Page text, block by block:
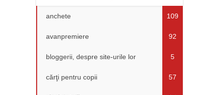
anchete 109
avanpremiere 92
bloggerii, despre site-urile lor 5
cărţi pentru copii 57